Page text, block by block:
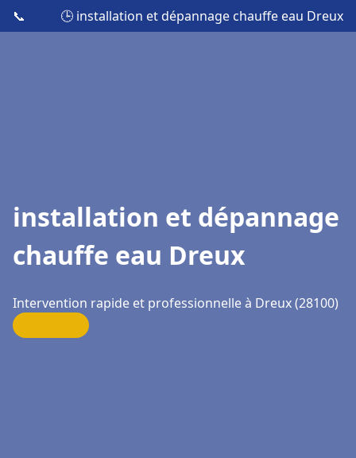
📞 🕒 installation et dépannage chauffe eau Dreux
installation et dépannage
chauffe eau Dreux
Intervention rapide et professionnelle à Dreux (28100)